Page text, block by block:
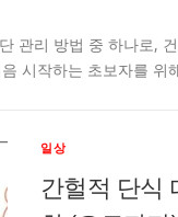
관리 방법 중 하나로,
시작하는 초보자를 위
일상
간헐적 단식